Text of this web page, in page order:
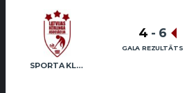
SPORTA KLUBS “OB” / REGŽA
4 - 6
GALA REZULTĀTS